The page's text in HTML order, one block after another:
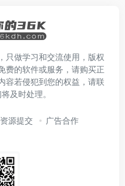
只做学习和交流使用，版权
费的软件或服务，请购买正
容若侵犯到您的权益，请联
及时处理。
资源提交 广告合作